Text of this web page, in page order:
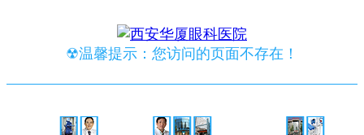
☢温馨提示：您访问的页面不存在！